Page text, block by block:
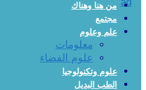
من هنا وهناك
مجتمع
علم وعلوم
معلومات
علوم الفضاء
علوم وتكنولوجيا
الطب البديل